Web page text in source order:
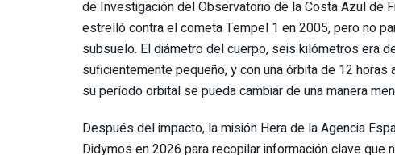
de Investigación del Observatorio de la Costa Azul de
estrelló contra el cometa Tempel 1 en 2005, pero no
subsuelo. El diámetro del cuerpo, seis kilómetros era
suficientemente pequeño, y con una órbita de 12
su período orbital se pueda cambiar de una manera
Después del impacto, la misión Hera de la Agencia
Didymos en 2026 para recopilar información clave